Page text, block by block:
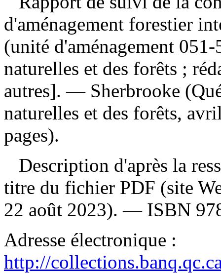
d'aménagement forestier
(unité d'aménagement
naturelles et des forêts ;
autres]. — Sherbrooke
naturelles et des forêts,
pages).
Description d'après la
titre du fichier PDF (site
22 août 2023). — ISBN
Adresse électronique :
http://